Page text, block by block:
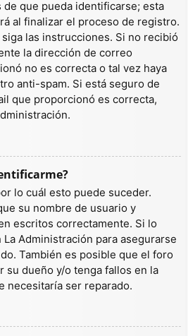
de que pueda identificarse; esta
al finalizar el proceso de registro.
las instrucciones. Si no recibió
la dirección de correo
no es correcta o tal vez haya
anti-spam. Si está seguro de
que proporcionó es correcta,
lo cuál esto puede suceder.
su nombre de usuario y
escritos correctamente. Si lo
Administración para asegurarse
También es posible que el foro
su dueño y/o tenga fallos en la
necesitaría ser reparado.